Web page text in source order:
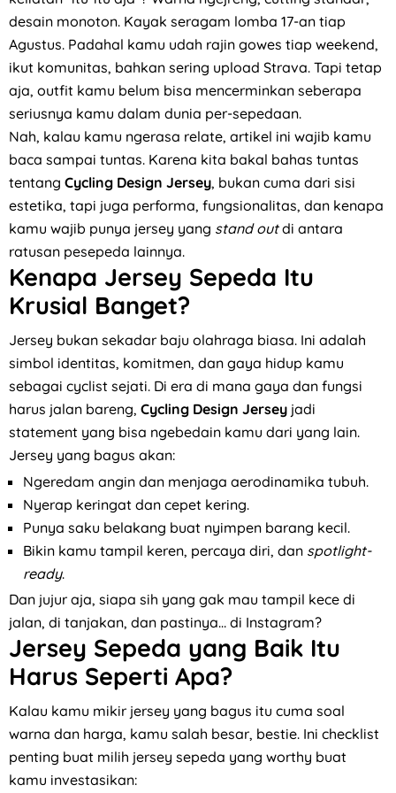
desain monoton. Kayak seragam lomba 17-an tiap
Agustus. Padahal kamu udah rajin gowes tiap weekend,
ikut komunitas, bahkan sering upload Strava. Tapi tetap
aja, outfit kamu belum bisa mencerminkan seberapa
seriusnya kamu dalam dunia per-sepedaan.
Nah, kalau kamu ngerasa relate, artikel ini wajib kamu
baca sampai tuntas. Karena kita bakal bahas tuntas
tentang Cycling Design Jersey, bukan cuma dari sisi
estetika, tapi juga performa, fungsionalitas, dan kenapa
kamu wajib punya jersey yang stand outdi antara
ratusan pesepeda lainnya.
Kenapa Jersey Sepeda Itu
Krusial Banget?
Jersey bukan sekadar baju olahraga biasa. Ini adalah
simbol identitas, komitmen, dan gaya hidup kamu
sebagai cyclist sejati. Di era di mana gaya dan fungsi
harus jalan bareng, Cycling Design Jersey jadi
statement yang bisa ngebedain kamu dari yang lain.
Jersey yang bagus akan:
Ngeredam angin dan menjaga aerodinamika tubuh.
Nyerap keringat dan cepet kering.
Punya saku belakang buat nyimpen barang kecil.
Bikin kamu tampil keren, percaya diri, dan spotlight-
ready.
Dan jujur aja, siapa sih yang gak mau tampil kece di
jalan, di tanjakan, dan pastinya… di Instagram?
Jersey Sepeda yang Baik Itu
Harus Seperti Apa?
Kalau kamu mikir jersey yang bagus itu cuma soal
warna dan harga, kamu salah besar, bestie. Ini checklist
penting buat milih jersey sepeda yang worthy buat
kamu investasikan: